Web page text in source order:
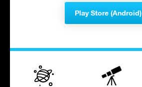
Play Store (Android)